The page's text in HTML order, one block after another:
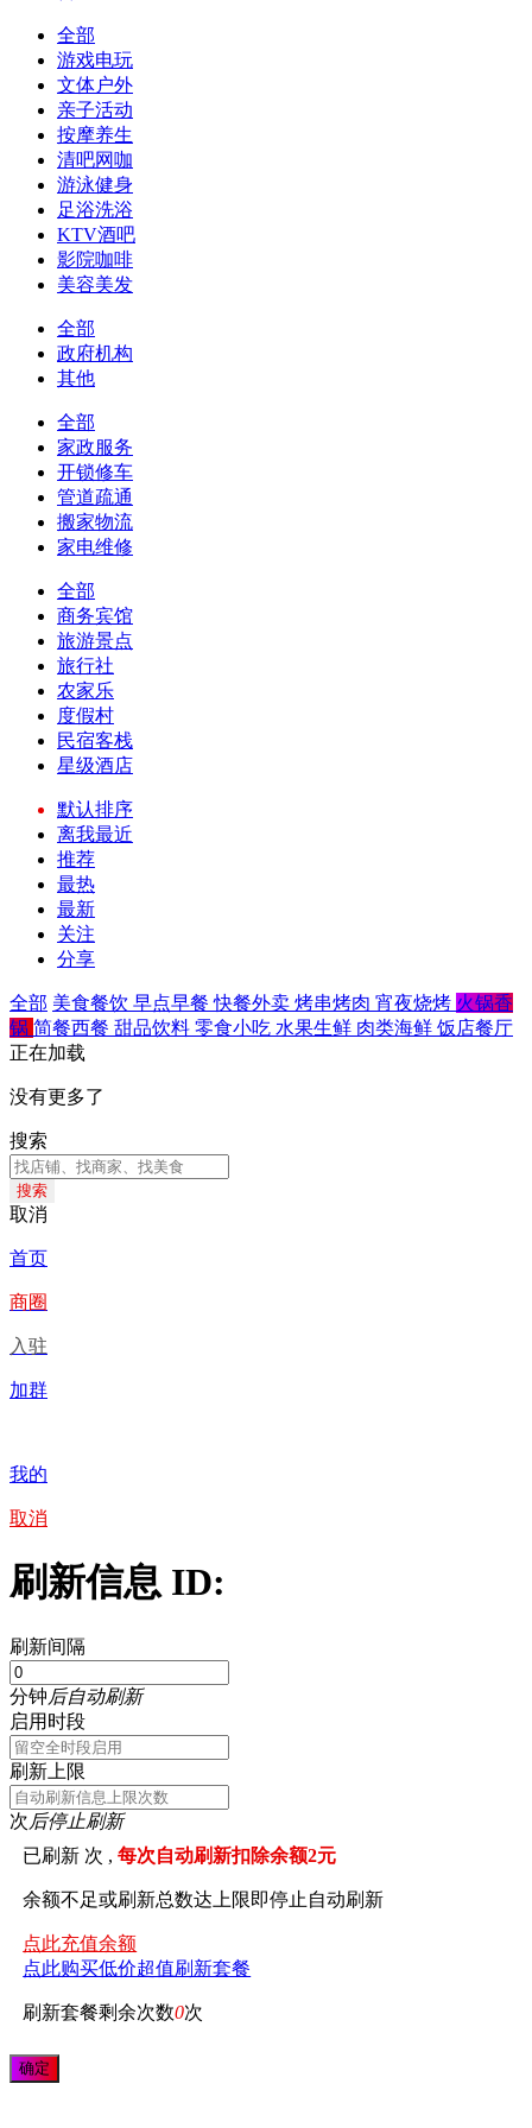
全部
游戏电玩
文体户外
亲子活动
按摩养生
清吧网咖
游泳健身
足浴洗浴
KTV酒吧
影院咖啡
美容美发
全部
政府机构
其他
全部
家政服务
开锁修车
管道疏通
搬家物流
家电维修
全部
商务宾馆
旅游景点
旅行社
农家乐
度假村
民宿客栈
星级酒店
默认排序
离我最近
推荐
最热
最新
关注
分享
全部 美食餐饮 早点早餐快餐外卖 烤串烤肉 宵夜烧烤 火锅香
锅 简餐西餐 甜品饮料 零食小吃 水果生鲜 肉类海鲜 饭店餐厅
正在加载
没有更多了
搜索
搜索
取消
首页
商圈
入驻
加群
我的
取消
刷新信息 ID:
刷新间隔
分钟后自动刷新
启用时段
刷新上限
次后停止刷新
已刷新 次 ,每次自动刷新扣除余额2元
余额不足或刷新总数达上限即停止自动刷新
点此充值余额
点此购买低价超值刷新套餐
刷新套餐剩余次数0次